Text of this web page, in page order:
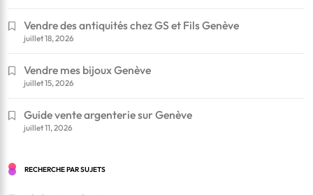
Vendre des antiquités chez GS et Fils Genève
juillet 18, 2026
Vendre mes bijoux Genève
juillet 15, 2026
Guide vente argenterie sur Genève
juillet 11, 2026
RECHERCHE PAR SUJETS